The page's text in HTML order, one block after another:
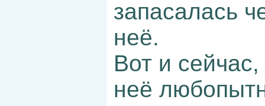
запасалась
неё.
Вот и
неё